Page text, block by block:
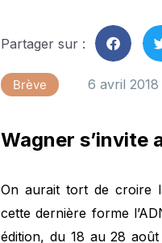
Partager sur :
Brève 6 avril 2018
Wagner s’invite
On aurait tort de croire
cette dernière forme
édition, du 18 au 28 août